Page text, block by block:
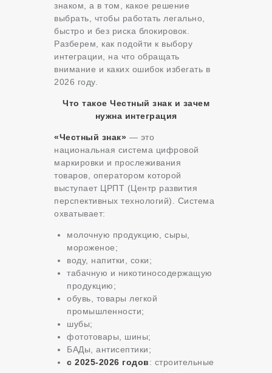
знаком, а в том, какое решение
выбрать, чтобы работать легально,
быстро и без риска блокировок.
Разберем, как подойти к выбору
интеграции, на что обращать
внимание и каких ошибок избегать в
2026 году.
Что такое Честный знак и зачем
нужна интеграция
«Честный знак» — это
национальная система цифровой
маркировки и прослеживания
товаров, оператором которой
выступает ЦРПТ (Центр развития
перспективных технологий). Система
охватывает:
молочную продукцию, сыры,
мороженое;
воду, напитки, соки;
табачную и никотиносодержащую
продукцию;
обувь, товары легкой
промышленности;
шубы;
фототовары, шины;
БАДы, антисептики;
с 2025-2026 годов: строительные